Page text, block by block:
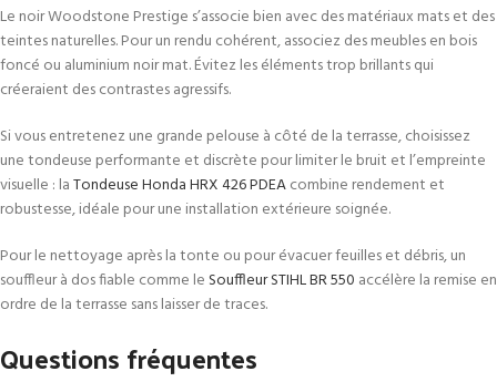
Le noir Woodstone Prestige s’associe bien avec des matériaux mats et des
teintes naturelles. Pour un rendu cohérent, associez des meubles en bois
foncé ou aluminium noir mat. Évitez les éléments trop brillants qui
créeraient des contrastes agressifs.
Si vous entretenez une grande pelouse à côté de la terrasse, choisissez
une tondeuse performante et discrète pour limiter le bruit et l’empreinte
visuelle : laTondeuse Honda HRX 426 PDEAcombine rendement et
robustesse, idéale pour une installation extérieure soignée.
Pour le nettoyage après la tonte ou pour évacuer feuilles et débris, un
souffleur à dos fiable comme le Souffleur STIHL BR 550 accélère la remise en
ordre de la terrasse sans laisser de traces.
Questions fréquentes